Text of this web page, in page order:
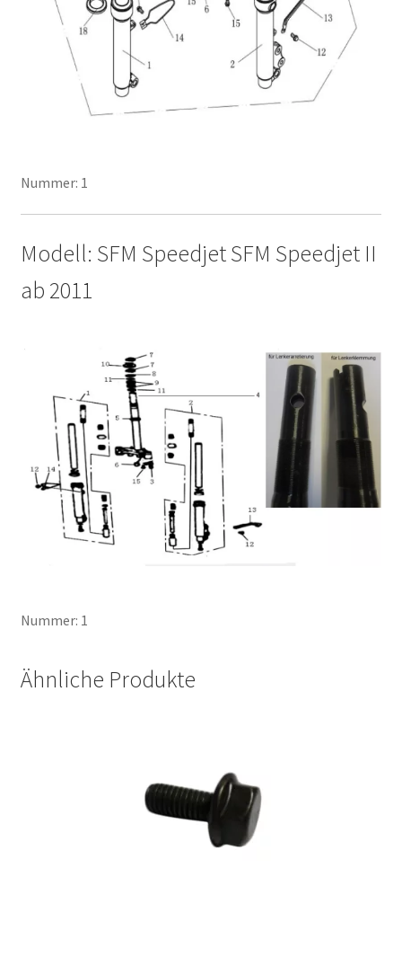
Nummer: 1
Modell: SFM Speedjet SFM Speedjet II
ab 2011
Nummer: 1
Ähnliche Produkte